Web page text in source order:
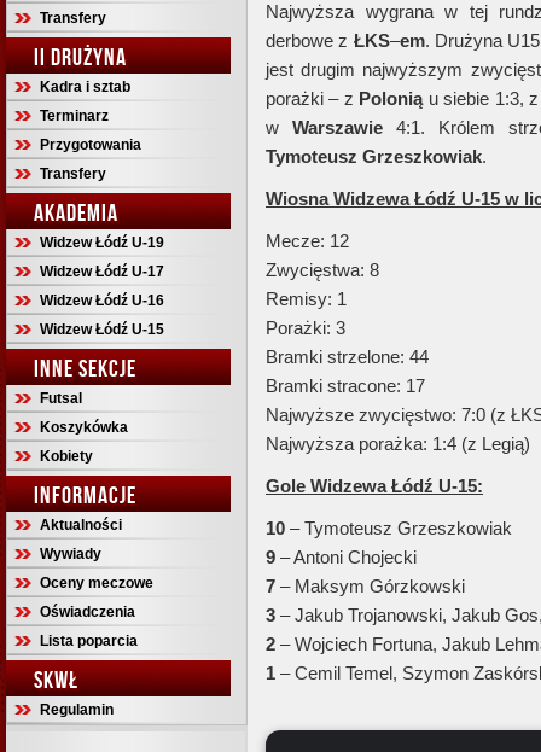
Transfery
II DRUŻYNA
Kadra i sztab
Terminarz
Przygotowania
Transfery
AKADEMIA
Widzew Łódź U-19
Widzew Łódź U-17
Widzew Łódź U-16
Widzew Łódź U-15
INNE SEKCJE
Futsal
Koszykówka
Kobiety
INFORMACJE
Aktualności
Wywiady
Oceny meczowe
Oświadczenia
Lista poparcia
SKWŁ
Regulamin
Najwyższa wygrana w tej
derbowe z ŁKS–em. Drużyna
jest drugim najwyższym
porażki – z Poloniąu siebie 1:3,
wWarszawie 4:1. Królem
Tymoteusz Grzeszkowiak.
Wiosna Widzewa Łódź U-15 w
Mecze: 12
Zwycięstwa: 8
Remisy: 1
Porażki: 3
Bramki strzelone: 44
Bramki stracone: 17
Najwyższe zwycięstwo: 7:0 (z
Najwyższa porażka: 1:4 (z Legią)
Gole Widzewa Łódź U-15:
10 – Tymoteusz Grzeszkowiak
9 – Antoni Chojecki
7 – Maksym Górzkowski
3 – Jakub Trojanowski, Jakub
2 – Wojciech Fortuna, Jakub
1 – Cemil Temel, Szymon